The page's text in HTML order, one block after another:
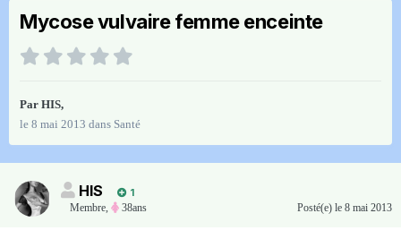
Mycose vulvaire femme enceinte
Par HIS,
le 8 mai 2013 dans Santé
HIS
1
Membre, 38ans Posté(e) le 8 mai 2013